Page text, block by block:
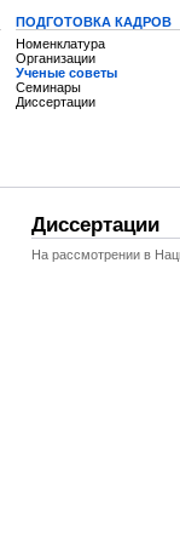
ПОДГОТОВКА КАДРОВ
Номенклатура
Организации
Ученые советы
Семинары
Диссертации
Диссертации
На рассмотрении в